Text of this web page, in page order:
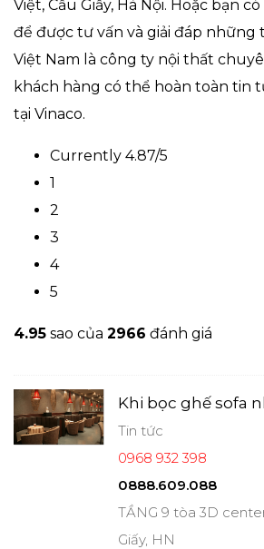
Việt, Cầu Giấy, Hà Nội. Hoặc bạn
để được tư vấn và giải đáp những
Việt Nam là công ty nội thất
khách hàng có thể hoàn toàn tin
tại Vinaco.
Currently 4.87/5
1
2
3
4
5
4.95 sao của 2966 đánh giá
Khi bọc ghế sofa
Tin tức
0968 932 398
0888.609.088
TẦNG 9 tòa 3D
Giấy, HN